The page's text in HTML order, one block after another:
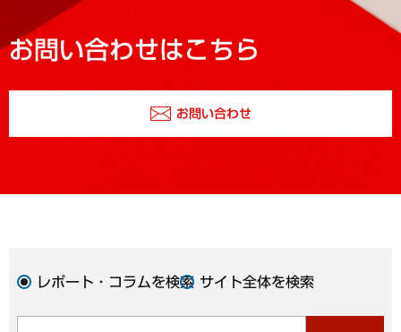
お問い合わせはこちら
お問い合わせ
レポート・コラムを検索 サイト全体を検索